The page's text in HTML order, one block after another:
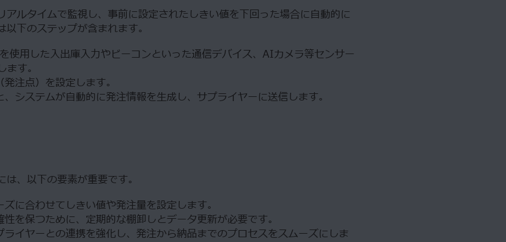
アルタイムで監視し、事前に設定されたしきい値を下回った場合に自動的に
下のステップが含まれます。
使用した入出庫入力やビーコンといった通信デバイス、AIカメラ等センサー
す。
注点）を設定します。
システムが自動的に発注情報を生成し、サプライヤーに送信します。
、以下の要素が重要です。
に合わせてしきい値や発注量を設定します。
を保つために、定期的な棚卸しとデータ更新が必要です。
ライヤーとの連携を強化し、発注から納品までのプロセスをスムーズにしま